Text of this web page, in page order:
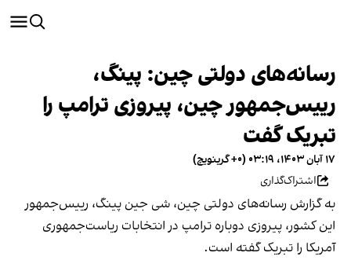
رسانه‌های دولتی چین: پینگ،
رییس‌جمهور چین، پیروزی ترامپ را
تبریک گفت
۱۷ آبان ۱۴۰۳، ۰۳:۱۹ (‎+۰ گرینویچ)
اشتراک‌گذاری
به گزارش رسانه‌های دولتی چین، شی جین پینگ، رییس‌جمهور
این کشور، پیروزی دوباره ترامپ در انتخابات ریاست‌جمهوری
آمریکا را تبریک گفته است.